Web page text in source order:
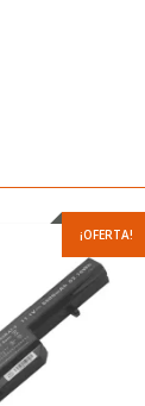
¡OFERTA!